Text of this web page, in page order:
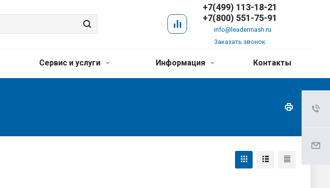
+7(499) 113-18-21
+7(800) 551-75-91
info@leadermash.ru
Заказать звонок
Сервис и услуги Информация Контакты